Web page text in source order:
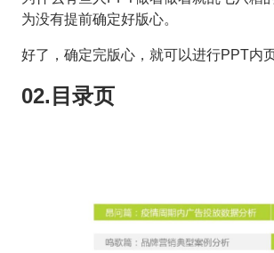
为没有提前确定好版心。
好了，确定完版心，就可以进行PPT内
02.目录页